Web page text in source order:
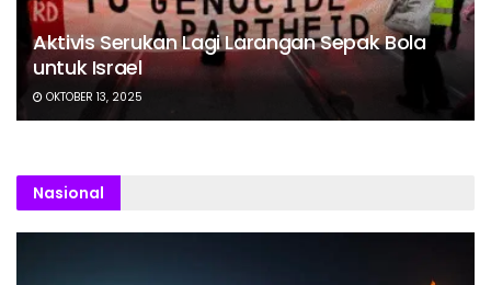
Aktivis Serukan Lagi Larangan Sepak Bola
untuk Israel
OKTOBER 13, 2025
Nasional